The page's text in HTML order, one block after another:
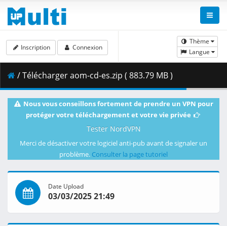
Thème
Langue
Inscription Connexion
/ Télécharger aom-cd-es.zip ( 883.79 MB )
Nous vous conseillons fortement de prendre un VPN pour
protéger votre téléchargement et votre vie privée
Tester NordVPN
Merci de désactiver votre logiciel anti-pub avant de signaler un
problème. Consulter la page tutoriel
Date Upload
03/03/2025 21:49